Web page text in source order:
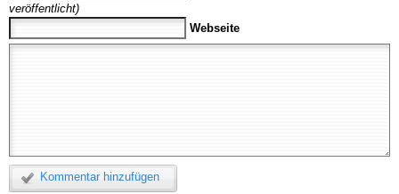
veröffentlicht)
Webseite
Kommentar hinzufügen